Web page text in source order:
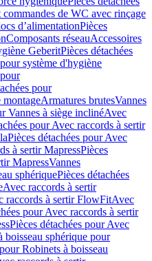
de WC avec rinçage
d’alimentationPièces
Composants réseauAccessoires
GeberitPièces détachées
système d'hygiène
pour
montageArmatures brutesVannes
Vannes à siège inclinéAvec
pour Avec raccords à sertir
Pièces détachées pour Avec
à sertir MapressPièces
MapressVannes
sphériquePièces détachées
Avec raccords à sertir
raccords à sertir FlowFitAvec
pour Avec raccords à sertir
Pièces détachées pour Avec
boisseau sphérique pour
Robinets à boisseau